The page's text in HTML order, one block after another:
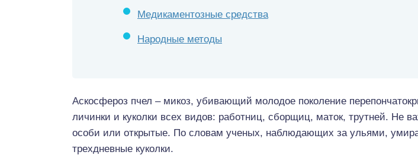
Медикаментозные средства
Народные методы
Аскосфероз пчел – микоз, убивающий молодое поколение
личинки и куколки всех видов: работниц, сборщиц, маток, трутней. Не
особи или открытые. По словам ученых, наблюдающих за ульями,
трехдневные куколки.